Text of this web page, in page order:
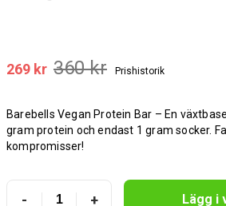
269 kr 360 kr Prishistorik
Barebells Vegan Protein Bar – En
gram protein och endast 1 gram socker.
kompromisser!
- + Lägg i